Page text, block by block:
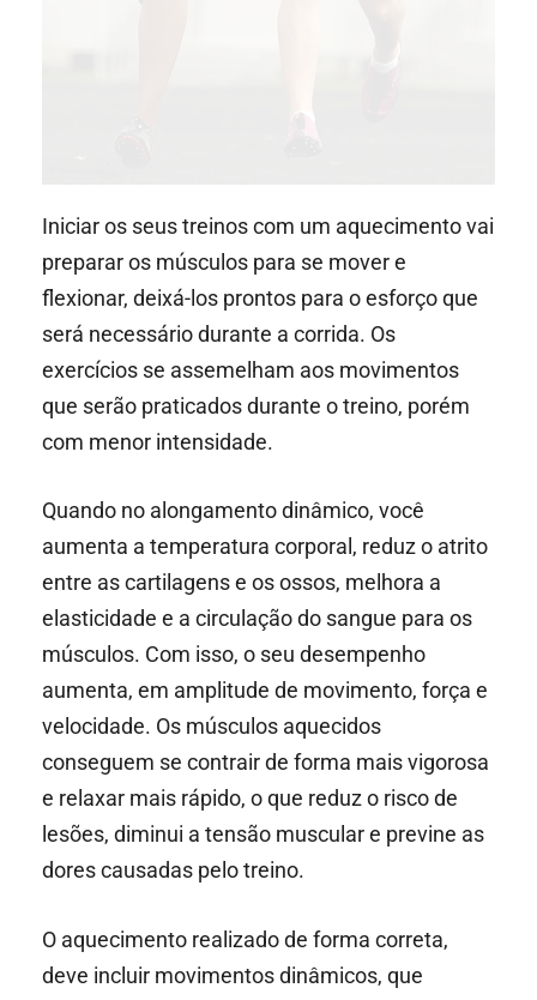
Iniciar os seus treinos com um aquecimento vai
preparar os músculos para se mover e
flexionar, deixá-los prontos para o esforço que
será necessário durante a corrida. Os
exercícios se assemelham aos movimentos
que serão praticados durante o treino, porém
com menor intensidade.
Quando no alongamento dinâmico, você
aumenta a temperatura corporal, reduz o atrito
entre as cartilagens e os ossos, melhora a
elasticidade e a circulação do sangue para os
músculos. Com isso, o seu desempenho
aumenta, em amplitude de movimento, força e
velocidade. Os músculos aquecidos
conseguem se contrair de forma mais vigorosa
e relaxar mais rápido, o que reduz o risco de
lesões, diminui a tensão muscular e previne as
dores causadas pelo treino.
O aquecimento realizado de forma correta,
deve incluir movimentos dinâmicos, que